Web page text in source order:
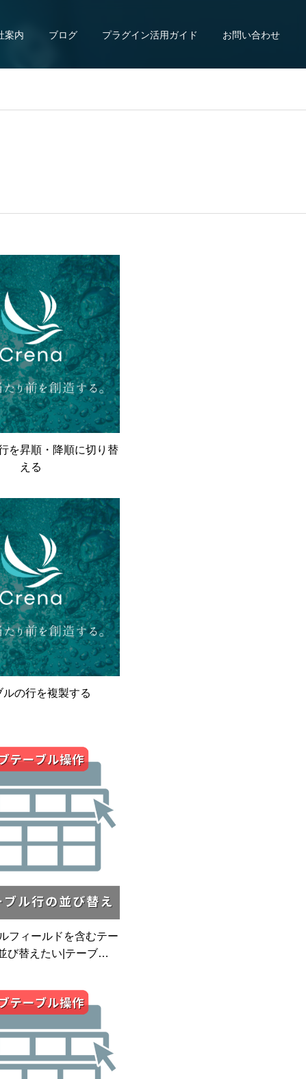
案内 ブログ プラグイン活用ガイド お問い合わせ
を昇順・降順に切り替
える
ルの行を複製する
フィールドを含むテー
び替えたい|テーブル操